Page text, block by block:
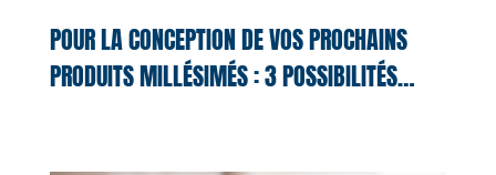
POUR LA CONCEPTION DE VOS PROCHAINS
PRODUITS MILLÉSIMÉS : 3 POSSIBILITÉS…